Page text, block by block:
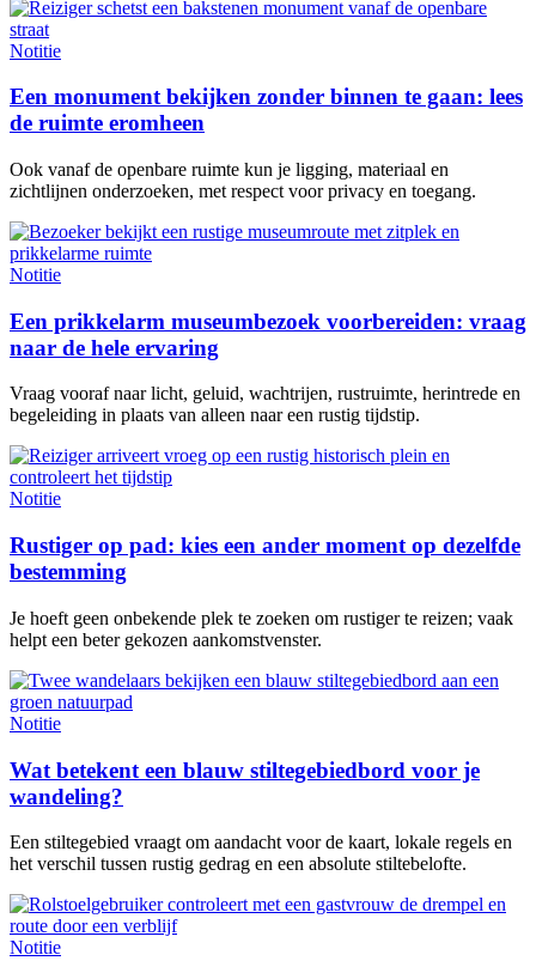
Notitie
Een monument bekijken zonder binnen te gaan: lees
de ruimte eromheen
Ook vanaf de openbare ruimte kun je ligging, materiaal en
zichtlijnen onderzoeken, met respect voor privacy en toegang.
Notitie
Een prikkelarm museumbezoek voorbereiden: vraag
naar de hele ervaring
Vraag vooraf naar licht, geluid, wachtrijen, rustruimte, herintrede en
begeleiding in plaats van alleen naar een rustig tijdstip.
Notitie
Rustiger op pad: kies een ander moment op dezelfde
bestemming
Je hoeft geen onbekende plek te zoeken om rustiger te reizen; vaak
helpt een beter gekozen aankomstvenster.
Notitie
Wat betekent een blauw stiltegebiedbord voor je
wandeling?
Een stiltegebied vraagt om aandacht voor de kaart, lokale regels en
het verschil tussen rustig gedrag en een absolute stiltebelofte.
Notitie